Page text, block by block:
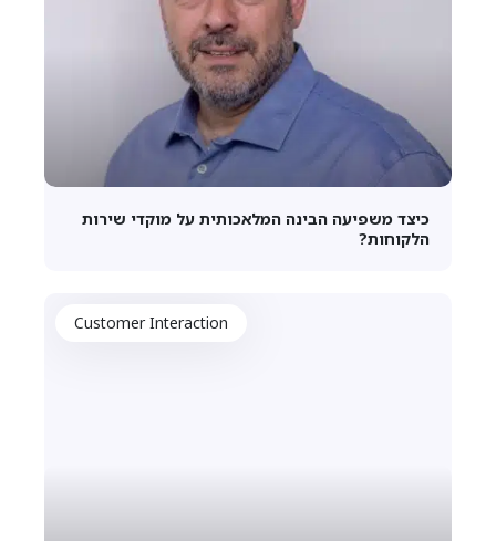
כיצד משפיעה הבינה המלאכותית על מוקדי שירות
הלקוחות?
Customer Interaction